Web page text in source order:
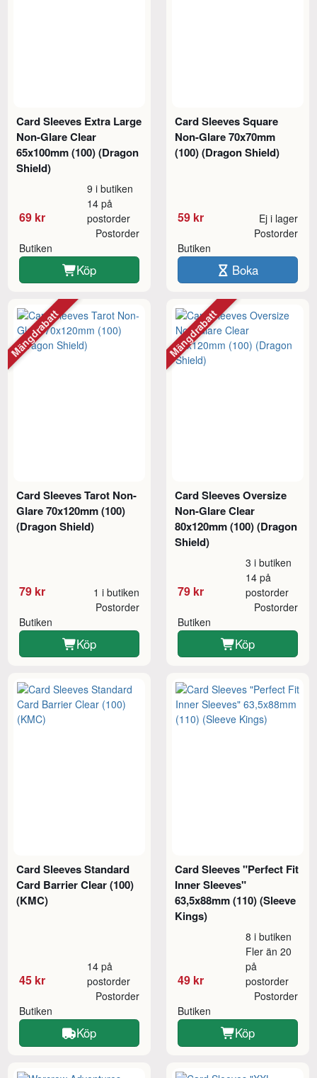
Card Sleeves Extra Large
Non-Glare Clear
65x100mm (100) (Dragon
Shield)
69 kr
9 i butiken
14 på
postorder
Butiken
Postorder
Köp
Card Sleeves Square
Non-Glare 70x70mm
(100) (Dragon Shield)
59 kr Ej i lager
Butiken
Postorder
Boka
Card Sleeves Tarot Non-
Glare 70x120mm (100)
(Dragon Shield)
79 kr 1 i butiken
Butiken
Postorder
Köp
Mängdrabatt
Card Sleeves Oversize
Non-Glare Clear
80x120mm (100) (Dragon
Shield)
79 kr
3 i butiken
14 på
postorder
Butiken
Postorder
Köp
Mängdrabatt
Card Sleeves Standard
Card Barrier Clear (100)
(KMC)
45 kr
14 på
postorder
Butiken
Postorder
Köp
Card Sleeves "Perfect Fit
Inner Sleeves"
63,5x88mm (110) (Sleeve
Kings)
49 kr
8 i butiken
Fler än 20
på
postorder
Butiken
Postorder
Köp